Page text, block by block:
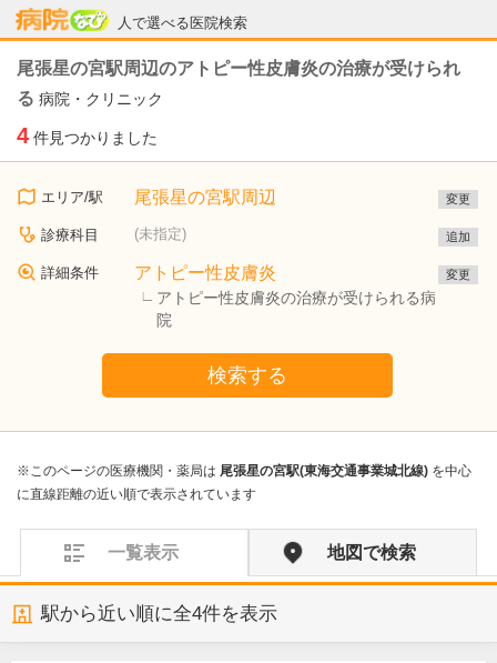
人で選べる医院検索
病院なび
尾張星の宮駅周辺のアトピー性皮膚炎の治療が受けられ
る 病院・クリニック
4 件見つかりました
エリア/駅 尾張星の宮駅周辺 変更
診療科目 (未指定) 追加
詳細条件 アトピー性皮膚炎
アトピー性皮膚炎の治療が受けられる病
院
変更
検索する
※このページの医療機関・薬局は 尾張星の宮駅(東海交通事業城北線) を中心
に直線距離の近い順で表示されています
一覧表示 地図で検索
駅から近い順に全4件を表示